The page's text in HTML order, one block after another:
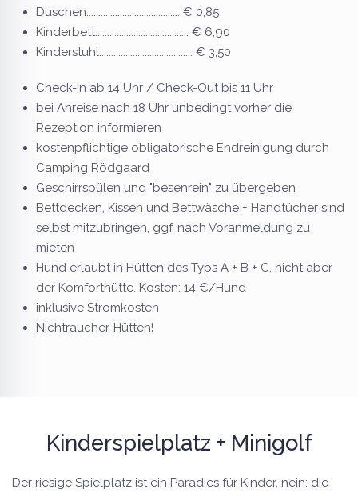
Duschen....................................... € 0,85
Kinderbett....................................... € 6,90
Kinderstuhl....................................... € 3,50
Check-In ab 14 Uhr / Check-Out bis 11 Uhr
bei Anreise nach 18 Uhr unbedingt vorher die
Rezeption informieren
kostenpflichtige obligatorische Endreinigung durch
Camping Rödgaard
Geschirrspülen und "besenrein" zu übergeben
Bettdecken, Kissen und Bettwäsche + Handtücher sind
selbst mitzubringen, ggf. nach Voranmeldung zu
mieten
Hund erlaubt in Hütten des Typs A + B + C, nicht aber
der Komforthütte. Kosten: 14 €/Hund
inklusive Stromkosten
Nichtraucher-Hütten!
Kinderspielplatz + Minigolf
Der riesige Spielplatz ist ein Paradies für Kinder, nein: die